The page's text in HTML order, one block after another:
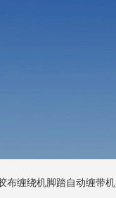
布缠绕机脚踏自动缠带机